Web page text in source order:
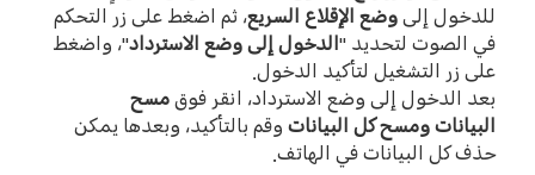
للدخول إلىوضع الإقلاع السريع، ثم اضغط على زر التحكم
في الصوت لتحديد"الدخول إلى وضع الاسترداد"، واضغط
على زر التشغيل لتأكيد الدخول.
بعد الدخول إلى وضع الاسترداد، انقر فوقمسح
البياناتومسح كل البياناتوقم بالتأكيد، وبعدها يمكن
حذف كل البيانات في الهاتف.